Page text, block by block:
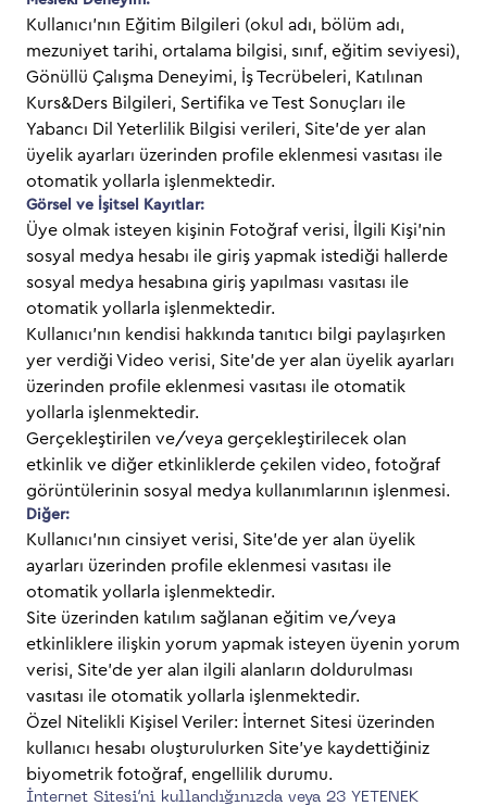
Kullanıcı’nın Eğitim Bilgileri (okul adı, bölüm adı,
mezuniyet tarihi, ortalama bilgisi, sınıf, eğitim seviyesi),
Gönüllü Çalışma Deneyimi, İş Tecrübeleri, Katılınan
Kurs&Ders Bilgileri, Sertifika ve Test Sonuçları ile
Yabancı Dil Yeterlilik Bilgisi verileri, Site’de yer alan
üyelik ayarları üzerinden profile eklenmesi vasıtası ile
otomatik yollarla işlenmektedir.
Görsel ve İşitsel Kayıtlar:
Üye olmak isteyen kişinin Fotoğraf verisi, İlgili Kişi’nin
sosyal medya hesabı ile giriş yapmak istediği hallerde
sosyal medya hesabına giriş yapılması vasıtası ile
otomatik yollarla işlenmektedir.
Kullanıcı’nın kendisi hakkında tanıtıcı bilgi paylaşırken
yer verdiği Video verisi, Site’de yer alan üyelik ayarları
üzerinden profile eklenmesi vasıtası ile otomatik
yollarla işlenmektedir.
Gerçekleştirilen ve/veya gerçekleştirilecek olan
etkinlik ve diğer etkinliklerde çekilen video, fotoğraf
görüntülerinin sosyal medya kullanımlarının işlenmesi.
Diğer:
Kullanıcı’nın cinsiyet verisi, Site’de yer alan üyelik
ayarları üzerinden profile eklenmesi vasıtası ile
otomatik yollarla işlenmektedir.
Site üzerinden katılım sağlanan eğitim ve/veya
etkinliklere ilişkin yorum yapmak isteyen üyenin yorum
verisi, Site’de yer alan ilgili alanların doldurulması
vasıtası ile otomatik yollarla işlenmektedir.
Özel Nitelikli Kişisel Veriler: İnternet Sitesi üzerinden
kullanıcı hesabı oluşturulurken Site’ye kaydettiğiniz
biyometrik fotoğraf, engellilik durumu.
İnternet Sitesi’ni kullandığınızda veya 23 YETENEK